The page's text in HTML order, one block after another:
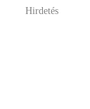
Hirdetés